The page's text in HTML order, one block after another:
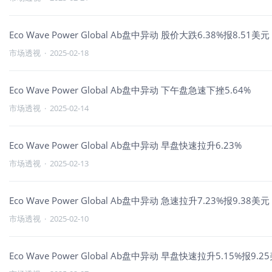
Eco Wave Power Global Ab盘中异动 股价大跌6.38%报8.51美元
市场透视 · 2025-02-18
Eco Wave Power Global Ab盘中异动 下午盘急速下挫5.64%
市场透视 · 2025-02-14
Eco Wave Power Global Ab盘中异动 早盘快速拉升6.23%
市场透视 · 2025-02-13
Eco Wave Power Global Ab盘中异动 急速拉升7.23%报9.38美元
市场透视 · 2025-02-10
Eco Wave Power Global Ab盘中异动 早盘快速拉升5.15%报9.25